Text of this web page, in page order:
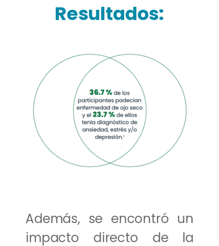
Resultados:
Además, se encontró un
impacto directo de la